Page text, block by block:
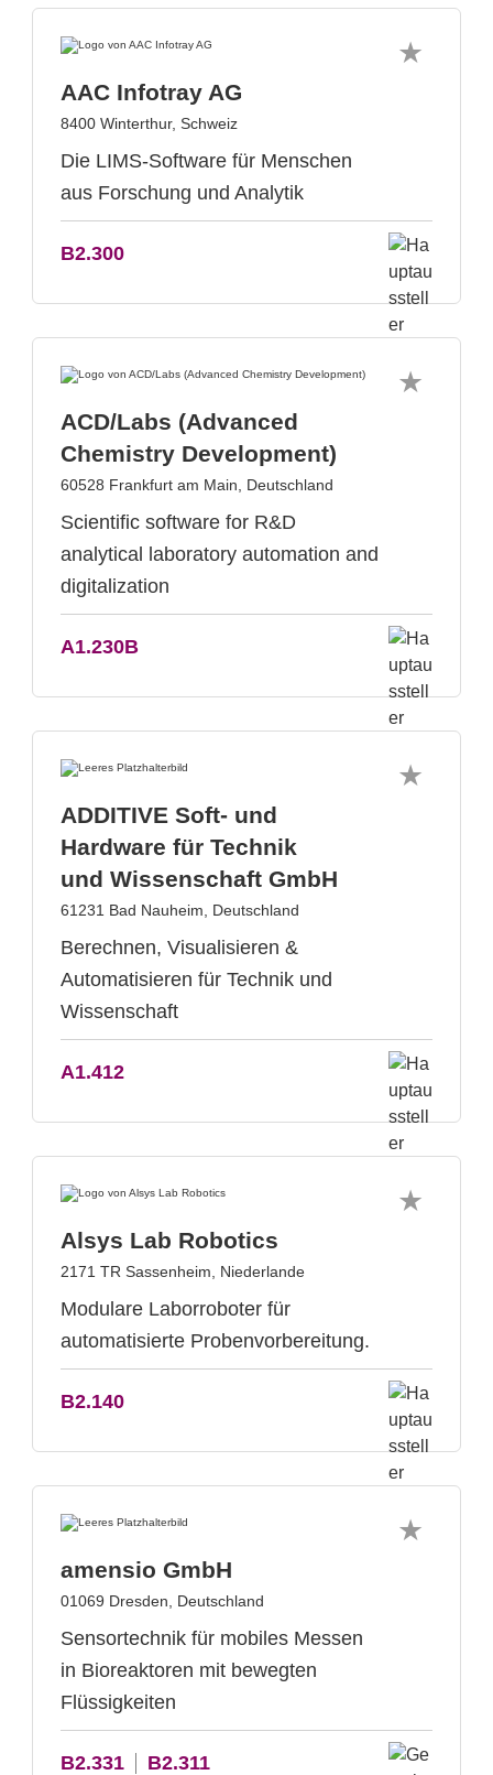
AAC Infotray AG
8400 Winterthur, Schweiz
Die LIMS-Software für Menschen
aus Forschung und Analytik
B2.300
ACD/Labs (Advanced
Chemistry Development)
60528 Frankfurt am Main, Deutschland
Scientific software for R&D
analytical laboratory automation and
digitalization
A1.230B
ADDITIVE Soft- und
Hardware für Technik
und Wissenschaft GmbH
61231 Bad Nauheim, Deutschland
Berechnen, Visualisieren &
Automatisieren für Technik und
Wissenschaft
A1.412
Alsys Lab Robotics
2171 TR Sassenheim, Niederlande
Modulare Laborroboter für
automatisierte Probenvorbereitung.
B2.140
amensio GmbH
01069 Dresden, Deutschland
Sensortechnik für mobiles Messen
in Bioreaktoren mit bewegten
Flüssigkeiten
B2.331 B2.311